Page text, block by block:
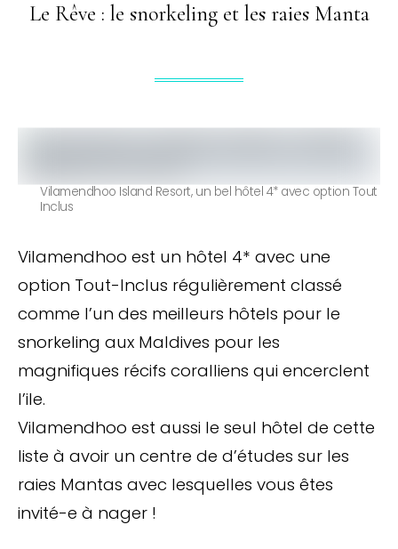
Le Rêve : le snorkeling et les raies Manta
Vilamendhoo Island Resort, un bel hôtel 4* avec option Tout
Inclus
Vilamendhoo est un hôtel 4* avec une
option Tout-Inclus régulièrement classé
comme l’un des meilleurs hôtels pour le
snorkeling aux Maldives pour les
magnifiques récifs coralliens qui encerclent
l’ile.
Vilamendhoo est aussi le seul hôtel de cette
liste à avoir un centre de d’études sur les
raies Mantas avec lesquelles vous êtes
invité-e à nager !